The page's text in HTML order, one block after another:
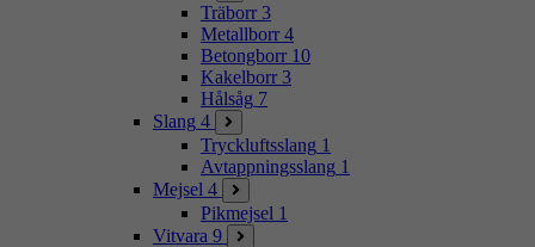
Träborr 3
Metallborr 4
Betongborr 10
Kakelborr 3
Hålsåg 7
Slang 4
Tryckluftsslang 1
Avtappningsslang 1
Mejsel 4
Pikmejsel 1
Vitvara 9